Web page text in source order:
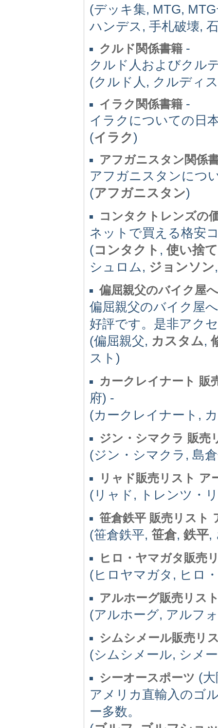
(デッキ集, MTG,
ハンデス, 手札破壊,
クルド関係書籍 -
クルド人およびクル
(クルド人, クルディ
イラク関係書籍 -
イラクについての日
(イラク)
アフガニスタン関係
アフガニスタンにつ
(アフガニスタン)
コンタクトレンズの
ネットで買える格安
(コンタクト ,使い捨て
シュロム, ジョンソン
偏屈親父のバイク屋
偏屈親父のバイク屋
好評です。是非アク
(偏屈親父, カスタム,
スト)
カークレイナート 販
府) -
(カークレイナート,
ジン・シマクラ 販売
(ジン・シマクラ, 島
リャド販売リスト ア
(リャド, トレンツ・
笹倉鉄平 販売リスト
(笹倉鉄平, 笹倉, 鉄平,
ヒロ・ヤマガタ販売
(ヒロヤマガタ, ヒロ
アルホーグ販売リス
(アルホーグ, アルフ
シムシメール販売リ
(シムシメール, シメ
シーオースポーツ (
アメリカ直輸入のゴ
ー多数。